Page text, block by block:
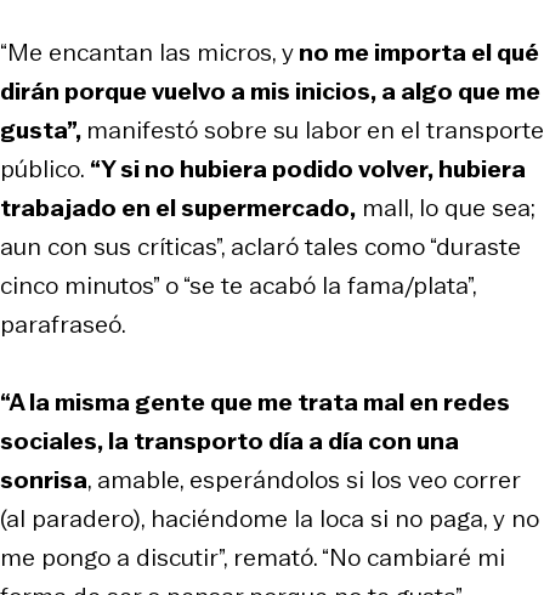
“Me encantan las micros, yno me importa el qué
dirán porque vuelvo a mis inicios, a algo que me
gusta”, manifestó sobre su labor en el transporte
público. “Y si no hubiera podido volver, hubiera
trabajado en el supermercado, mall, lo que sea;
aun con sus críticas”, aclaró tales como “duraste
cinco minutos” o “se te acabó la fama/plata”,
parafraseó.
“A la misma gente que me trata mal en redes
sociales, la transporto día a día con una
sonrisa, amable, esperándolos si los veo correr
(al paradero), haciéndome la loca si no paga, y no
me pongo a discutir”, remató. “No cambiaré mi